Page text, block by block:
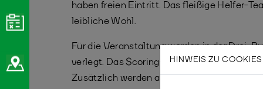
haben freien Eintritt. Das fleißige Helfer-
leibliche Wohl.
Für die Veranstaltung werden in der Drei-
verlegt. Das Scoring-System mit
Zusätzlich werden aktuelle Ergebnisse auf
HINWEIS ZU COOKIES